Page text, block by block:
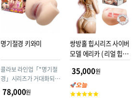
명기절경 키와미
콜라보 라인업「*명기절
경」시리즈가 거대화되어
강림!
78,000원
쌍방홀 힙시리즈 사이버
모델 에리카 ( 리얼 힙 오
35,000원
고